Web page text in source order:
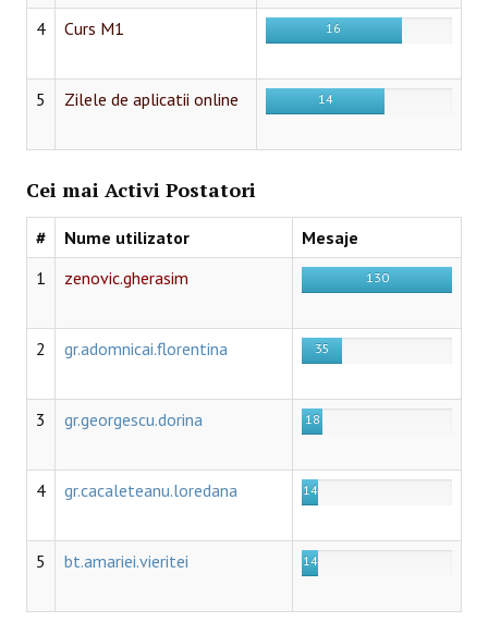
4 Curs M1 16
5 Zilele de aplicatii online 14
Cei mai Activi Postatori
# Nume utilizator
Mesaje
1
zenovic.gherasim 130
2 gr.adomnicai.florentina 35
3 gr.georgescu.dorina 18
4 gr.cacaleteanu.loredana 14
5 bt.amariei.vieritei 14